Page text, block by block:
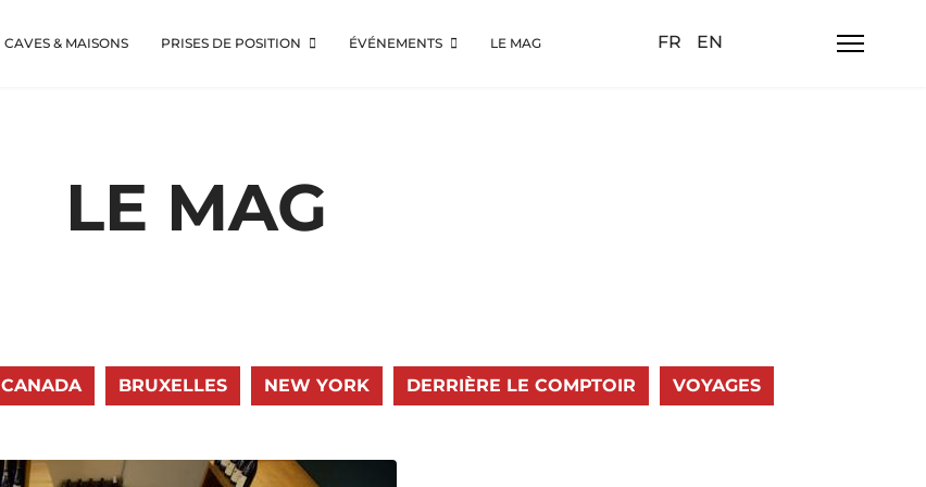
CAVES & MAISONS PRISES DE POSITION ÉVÉNEMENTS LE MAG Sélectionnez votre langue
FR EN
LE MAG
CANADA BRUXELLES NEW YORK DERRIÈRE LE COMPTOIR VOYAGES